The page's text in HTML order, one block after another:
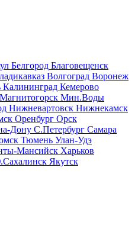
Белгород Благовещенск
Волгоград Воронеж
Калининград Кемерово
Магнитогорск Мин.Воды
Нижневартовск Нижнекамск
Оренбург Орск
Дону С.Петербург Самара
Тюмень Улан-Удэ
Мансийск Харьков
Якутск